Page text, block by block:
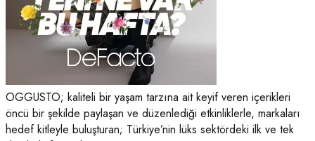
OGGUSTO; kaliteli bir yaşam tarzına ait keyif veren içerikleri
öncü bir şekilde paylaşan ve düzenlediği etkinliklerle, markaları
hedef kitleyle buluşturan; Türkiye’nin lüks sektördeki ilk ve tek